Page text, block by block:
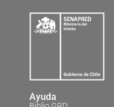
Ayuda